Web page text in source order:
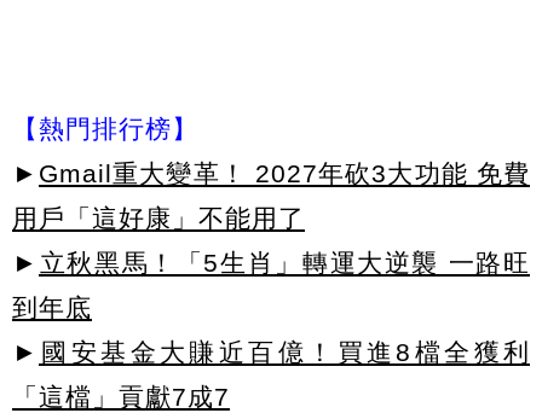
【熱門排行榜】
► Gmail重大變革！ 2027年砍3大功能 免費
用戶「這好康」不能用了
► 立秋黑馬！「5生肖」轉運大逆襲 一路旺
到年底
► 國安基金大賺近百億！買進8檔全獲利
「這檔」貢獻7成7